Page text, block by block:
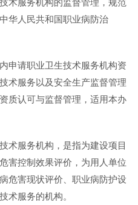
术服务机构的监督管理，规范
华人民共和国职业病防治
申请职业卫生技术服务机构资
术服务以及安全生产监督管理
质认可与监督管理，适用本办
术服务机构，是指为建设项目
害控制效果评价，为用人单位
危害现状评价、职业病防护设
术服务的机构。